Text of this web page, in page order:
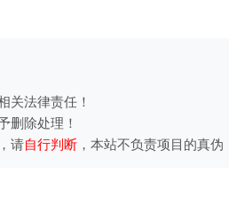
关法律责任！
删除处理！
请自行判断 ，本站不负责项目的真伪